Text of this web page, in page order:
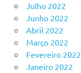
Julho 2022
Junho 2022
Abril 2022
Março 2022
Fevereiro 2022
Janeiro 2022